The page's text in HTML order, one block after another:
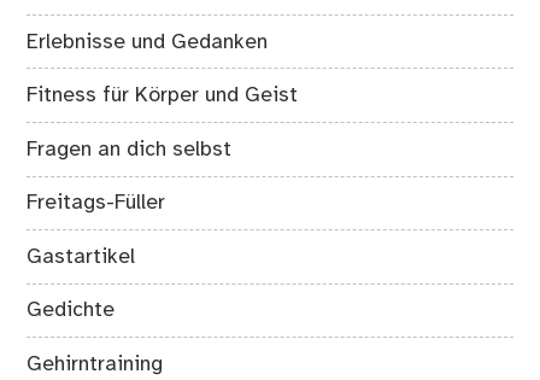
Erlebnisse und Gedanken
Fitness für Körper und Geist
Fragen an dich selbst
Freitags-Füller
Gastartikel
Gedichte
Gehirntraining